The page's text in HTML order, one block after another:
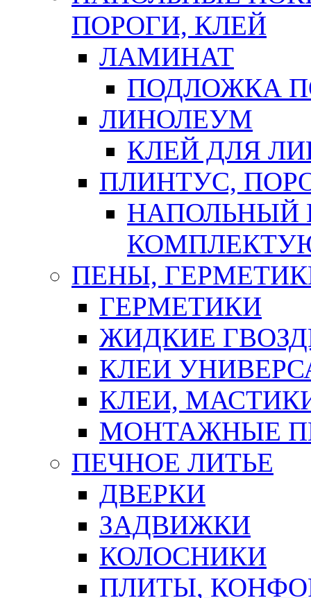
ПОРОГИ, КЛЕЙ
ЛАМИНАТ
ПОДЛОЖКА
ЛИНОЛЕУМ
КЛЕЙ ДЛЯ
ПЛИНТУС,
НАПОЛЬНЫЙ
ПЕНЫ,
ГЕРМЕТИКИ
ЖИДКИЕ
КЛЕИ
КЛЕИ,
МОНТАЖНЫЕ
ПЕЧНОЕ ЛИТЬЕ
ДВЕРКИ
ЗАДВИЖКИ
КОЛОСНИКИ
ПЛИТЫ,